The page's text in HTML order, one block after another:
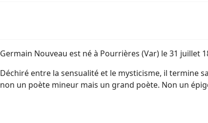
Germain Nouveau est né à Pourrières (Var) le 31
Déchiré entre la sensualité et le mysticisme, il termine
non un poète mineur mais un grand poète. Non un